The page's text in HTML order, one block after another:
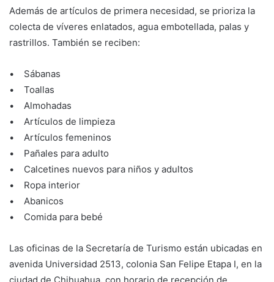
Además de artículos de primera necesidad, se prioriza la
colecta de víveres enlatados, agua embotellada, palas y
rastrillos. También se reciben:
• Sábanas
• Toallas
• Almohadas
• Artículos de limpieza
• Artículos femeninos
• Pañales para adulto
• Calcetines nuevos para niños y adultos
• Ropa interior
• Abanicos
• Comida para bebé
Las oficinas de la Secretaría de Turismo están ubicadas en
avenida Universidad 2513, colonia San Felipe Etapa I, en la